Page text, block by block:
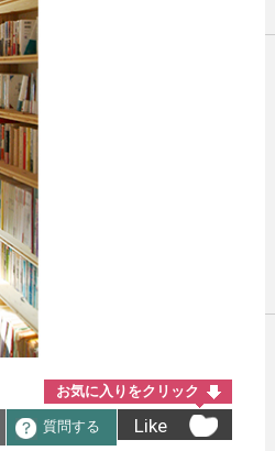
お気に入りをクリック
質問する Like